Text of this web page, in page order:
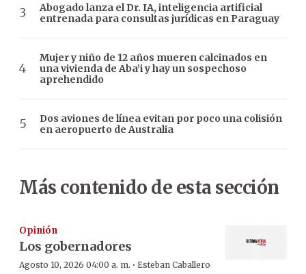
Abogado lanza el Dr. IA, inteligencia artificial
entrenada para consultas jurídicas en Paraguay
Mujer y niño de 12 años mueren calcinados en
una vivienda de Aba’i y hay un sospechoso
aprehendido
Dos aviones de línea evitan por poco una colisión
en aeropuerto de Australia
Más contenido de esta sección
Opinión
Los gobernadores
Agosto 10, 2026 04:00 a. m. · Esteban Caballero